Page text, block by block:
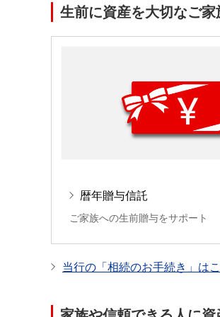
生前に資産を大切なご家
暦年贈与信託
ご家族への生前贈与をサポート
当行の「相続のお手続き」は